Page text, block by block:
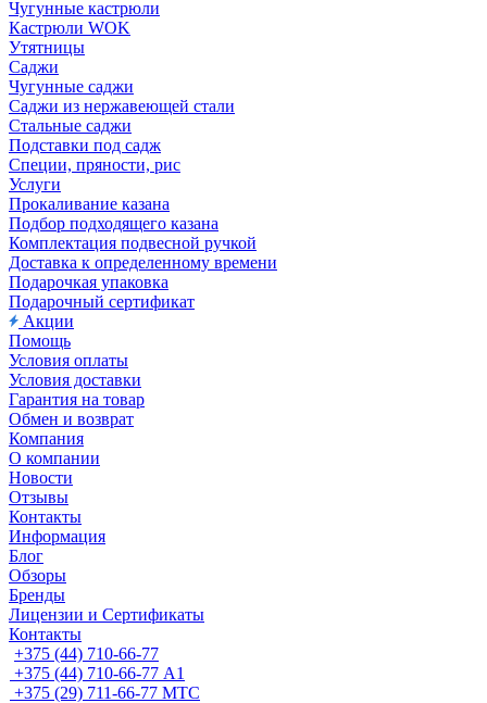
Чугунные кастрюли
Кастрюли WOK
Утятницы
Саджи
Чугунные саджи
Саджи из нержавеющей стали
Стальные саджи
Подставки под садж
Специи, пряности, рис
Услуги
Прокаливание казана
Подбор подходящего казана
Комплектация подвесной ручкой
Доставка к определенному времени
Подарочкая упаковка
Подарочный сертификат
Акции
Помощь
Условия оплаты
Условия доставки
Гарантия на товар
Обмен и возврат
Компания
О компании
Новости
Отзывы
Контакты
Информация
Блог
Обзоры
Бренды
Лицензии и Сертификаты
Контакты
+375 (44) 710-66-77
+375 (44) 710-66-77 А1
+375 (29) 711-66-77 МТС